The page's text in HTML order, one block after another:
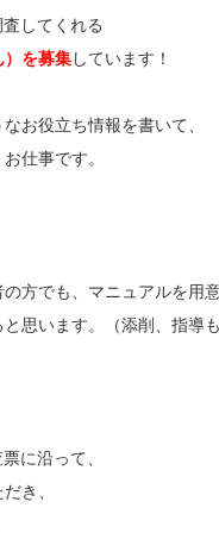
してくれる
）を募集しています！
お役立ち情報を書いて、
仕事です。
方でも、マニュアルを用
思います。（添削、指導も
に沿って、
き、